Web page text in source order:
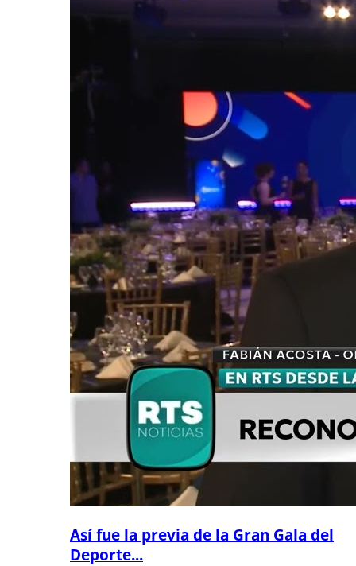
Así fue la previa de la Gran Gala del
Deporte...